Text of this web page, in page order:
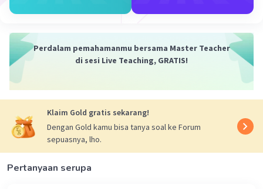
Perdalam pemahamanmu bersama Master Teacher
di sesi Live Teaching, GRATIS!
Klaim Gold gratis sekarang!
Dengan Gold kamu bisa tanya soal ke Forum
sepuasnya, lho.
Pertanyaan serupa